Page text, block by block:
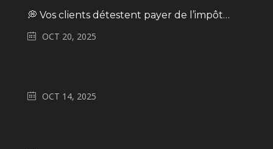
💭 Vos clients détestent payer de l’impôt…
OCT 20, 2025
OCT 14, 2025